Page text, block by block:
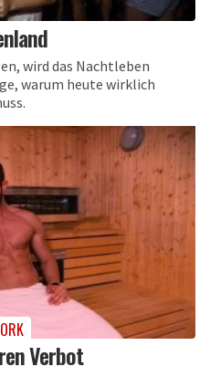
wird das Nachtleben
warum heute wirklich
Verbot